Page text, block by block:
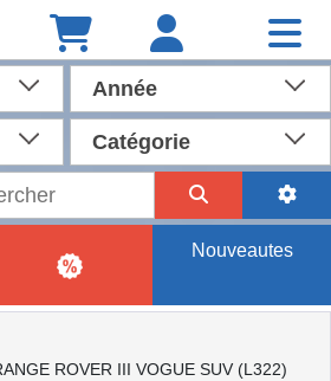
Année
Catégorie
Nouveautes
ROVER III VOGUE SUV (L322)